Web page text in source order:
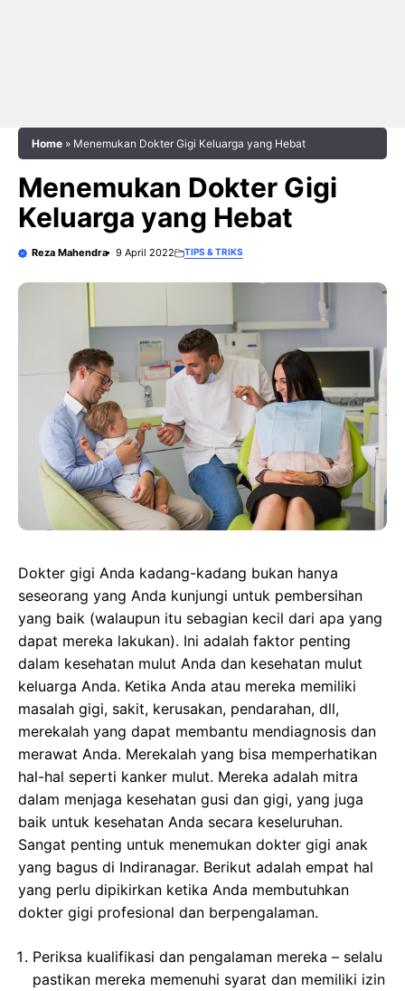
Home » Menemukan Dokter Gigi Keluarga yang Hebat
Menemukan Dokter Gigi
Keluarga yang Hebat
Reza Mahendra 9 April 2022 TIPS & TRIKS
Dokter gigi Anda kadang-kadang bukan hanya
seseorang yang Anda kunjungi untuk pembersihan
yang baik (walaupun itu sebagian kecil dari apa yang
dapat mereka lakukan). Ini adalah faktor penting
dalam kesehatan mulut Anda dan kesehatan mulut
keluarga Anda. Ketika Anda atau mereka memiliki
masalah gigi, sakit, kerusakan, pendarahan, dll,
merekalah yang dapat membantu mendiagnosis dan
merawat Anda. Merekalah yang bisa memperhatikan
hal-hal seperti kanker mulut. Mereka adalah mitra
dalam menjaga kesehatan gusi dan gigi, yang juga
baik untuk kesehatan Anda secara keseluruhan.
Sangat penting untuk menemukan dokter gigi anak
yang bagus di Indiranagar. Berikut adalah empat hal
yang perlu dipikirkan ketika Anda membutuhkan
dokter gigi profesional dan berpengalaman.
Periksa kualifikasi dan pengalaman mereka – selalu
pastikan mereka memenuhi syarat dan memiliki izin